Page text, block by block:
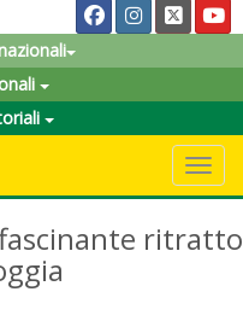
ritratto